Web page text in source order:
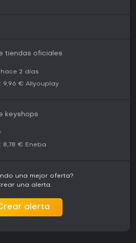
tiendas oficiales
hace 2 días
9,96 € Allyouplay
keyshops
8,78 € Eneba
una mejor oferta?
una alerta.
alerta